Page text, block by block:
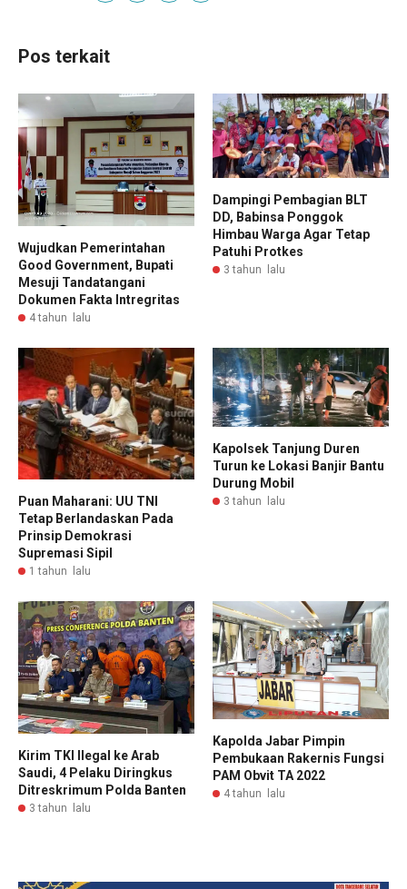
Pos terkait
Wujudkan Pemerintahan
Good Government, Bupati
Mesuji Tandatangani
Dokumen Fakta Intregritas
4 tahun lalu
Dampingi Pembagian BLT
DD, Babinsa Ponggok
Himbau Warga Agar Tetap
Patuhi Protkes
3 tahun lalu
Puan Maharani: UU TNI
Tetap Berlandaskan Pada
Prinsip Demokrasi
Supremasi Sipil
1 tahun lalu
Kapolsek Tanjung Duren
Turun ke Lokasi Banjir Bantu
Durung Mobil
3 tahun lalu
Kirim TKI Ilegal ke Arab
Saudi, 4 Pelaku Diringkus
Ditreskrimum Polda Banten
3 tahun lalu
Kapolda Jabar Pimpin
Pembukaan Rakernis Fungsi
PAM Obvit TA 2022
4 tahun lalu